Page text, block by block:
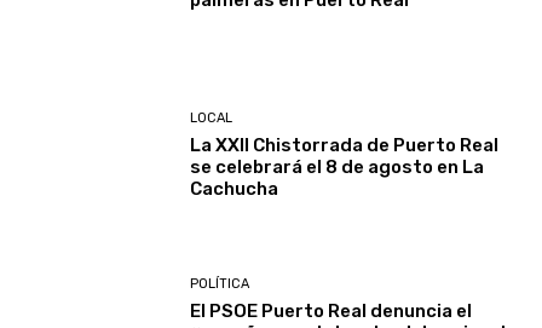
LOCAL
La XXII Chistorrada de Puerto Real
se celebrará el 8 de agosto en La
Cachucha
POLÍTICA
El PSOE Puerto Real denuncia el